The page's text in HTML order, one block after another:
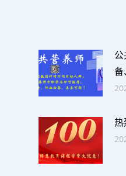
备
热